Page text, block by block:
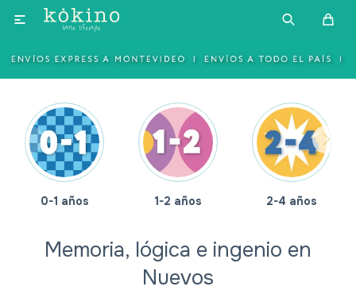

0-1 años 1-2 años 2-4 años
Memoria, lógica e ingenio en
Nuevos